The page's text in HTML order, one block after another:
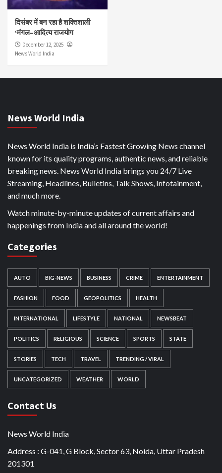
दिसंबर में बन रहा है शक्तिशाली
‘मंगल–आदित्य राजयोग
December 12, 2025
News World India
News World India
News World India is India’s Fastest Growing News channel
known for its quality programs, authentic news, and reliable
breaking news. News World India brings you 24/7 Live
Streaming, Headlines, Bulletins, Talk Shows, Infotainment,
and much more.
Watch minute-by-minute updates of current affairs and
happenings from India and all around the world!
Categories
AUTO BIG-NEWS BUSINESS CRIME ENTERTAINMENT
FASHION FOOD GEOPOLITICS HEALTH
INTERNATIONAL LIFESTYLE NATIONAL NEWSBEAT
POLITICS RELIGIOUS SCIENCE SPORTS STATE
STORIES TECH TRAVEL TRENDING / VIRAL
UNCATEGORIZED WEATHER WORLD
Contact Us
News World India
Address : G-041, G Block, Sector 63, Noida, Uttar Pradesh
201301